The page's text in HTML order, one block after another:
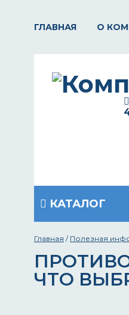
ГЛАВНАЯ О
КАТАЛОГ
Главная / Полезная
ЧТО